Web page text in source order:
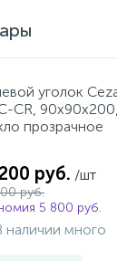
уголок
CR,
прозрачное
руб. /шт
руб.
5 800 руб.
наличии много